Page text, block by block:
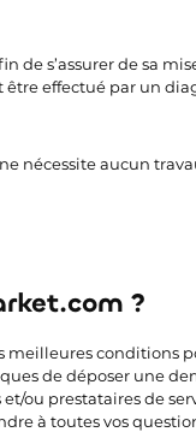
s’assurer de sa
effectué par un
nécessite aucun
?
conditions
de déposer une
prestataires de
à toutes vos